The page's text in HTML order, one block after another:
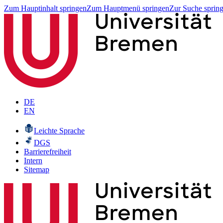
Zum Hauptinhalt springenZum Hauptmenü springenZur Suche
DE
EN
Leichte Sprache
DGS
Barrierefreiheit
Intern
Sitemap